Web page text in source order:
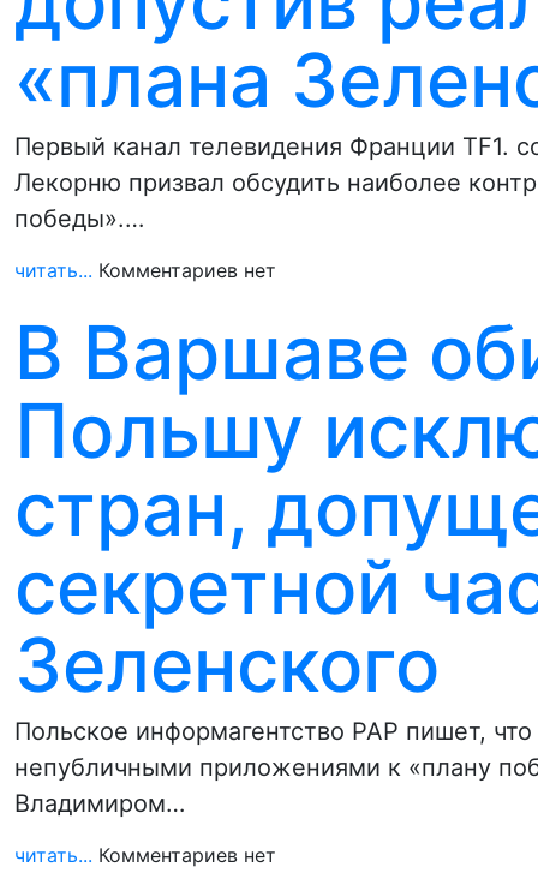
«плана
Первый канал телевидения Франции TF1.
Лекорню призвал обсудить наиболее
победы».…
читать... Комментариев нет
В Варшаве
Польшу
стран,
секретной
Зеленского
Польское информагентство PAP пишет,
непубличными приложениями к «плану
Владимиром…
читать... Комментариев нет